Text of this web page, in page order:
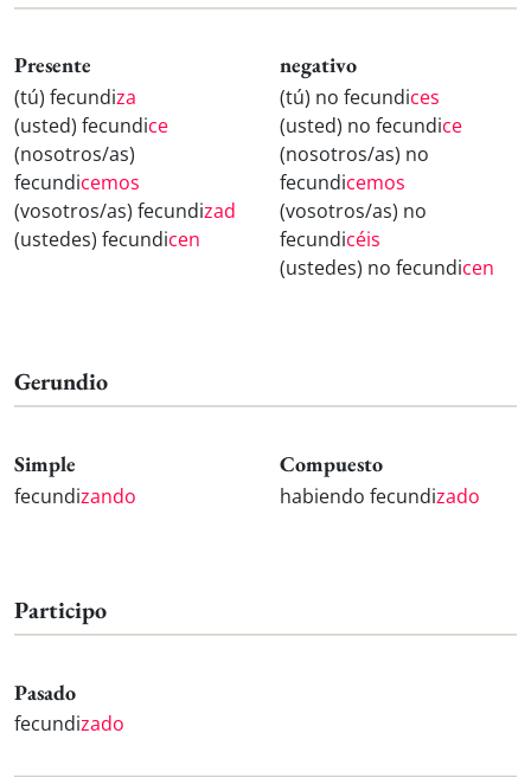
Presente
(tú) fecundiza
(usted) fecundice
(nosotros/as)
fecundicemos
(vosotros/as) fecundizad
(ustedes) fecundicen
negativo
(tú) no fecundices
(usted) no fecundice
(nosotros/as) no
fecundicemos
(vosotros/as) no
fecundicéis
(ustedes) no fecundicen
Gerundio
Simple
fecundizando
Compuesto
habiendo fecundizado
Participo
Pasado
fecundizado